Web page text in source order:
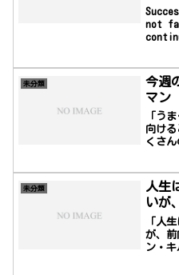
not
なの
ン・
未分類
今週
マン
「う
向け
くさ
12日
出身
異常
性無
はポジ
た。
未分類
人生
いが
「人
が、前
ン・